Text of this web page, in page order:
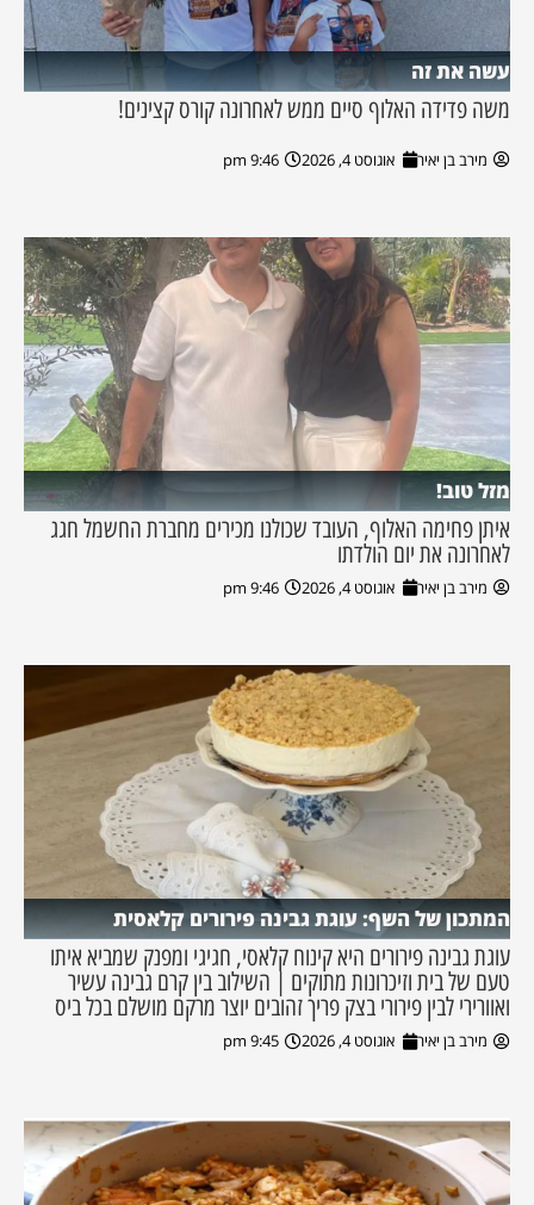
עשה את זה
משה פדידה האלוף סיים ממש לאחרונה קורס קצינים!
מירב בן יאיר אוגוסט 4, 2026 9:46 pm
מזל טוב!
איתן פחימה האלוף, העובד שכולנו מכירים מחברת החשמל חגג
לאחרונה את יום הולדתו
מירב בן יאיר אוגוסט 4, 2026 9:46 pm
המתכון של השף: עוגת גבינה פירורים קלאסית
עוגת גבינה פירורים היא קינוח קלאסי, חגיגי ומפנק שמביא איתו
טעם של בית וזיכרונות מתוקים | השילוב בין קרם גבינה עשיר
ואוורירי לבין פירורי בצק פריך זהובים יוצר מרקם מושלם בכל ביס
מירב בן יאיר אוגוסט 4, 2026 9:45 pm